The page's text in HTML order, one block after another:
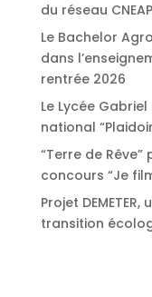
du réseau
Le Bachelor
dans
rentrée 2026
Le Lycée
national
“Terre de
concours “Je
Projet
transition